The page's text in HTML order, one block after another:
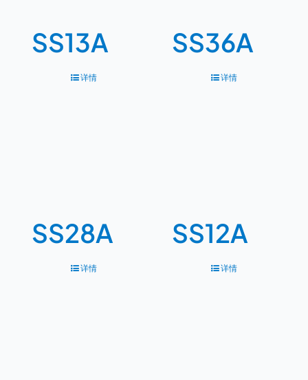
SS13A
详情
SS36A
详情
SS28A
详情
SS12A
详情